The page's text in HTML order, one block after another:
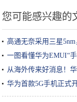
您可能感兴趣的
高通无奈采用三星
一图看懂华为EMUI“
从海外传来好消息！
华为首款5G手机正式